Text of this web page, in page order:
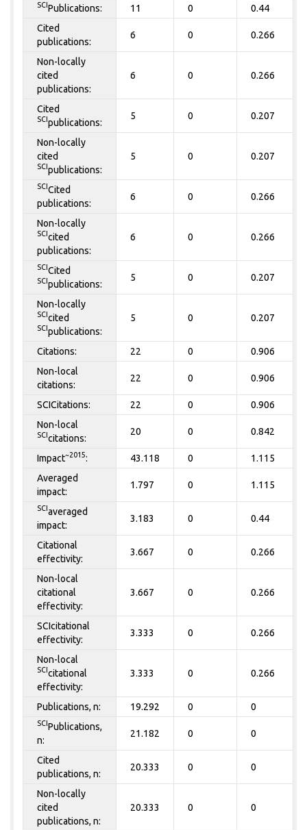
SCI Publications: 11 0 0.44
Cited
publications:
6 0 0.266
Non-locally
cited
publications:
6 0 0.266
Cited
SCI publications:
5 0 0.207
Non-locally
cited
SCI publications:
5 0 0.207
SCI Cited
publications:
6 0 0.266
Non-locally
SCI cited
publications:
6 0 0.266
SCI Cited
SCI publications:
5 0 0.207
Non-locally
SCI cited
SCI publications:
5 0 0.207
Citations: 22 0 0.906
Non-local
citations:
22 0 0.906
SCICitations: 22 0 0.906
Non-local
SCI citations:
20 0 0.842
Impact~2015: 43.118 0 1.115
Averaged
impact:
1.797 0 1.115
SCI averaged
impact:
3.183 0 0.44
Citational
effectivity:
3.667 0 0.266
Non-local
citational
effectivity:
3.667 0 0.266
SCIcitational
effectivity:
3.333 0 0.266
Non-local
SCI citational
effectivity:
3.333 0 0.266
Publications, n: 19.292 0 0
SCI Publications,
n:
21.182 0 0
Cited
publications, n:
20.333 0 0
Non-locally
cited
publications, n:
20.333 0 0